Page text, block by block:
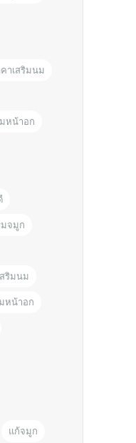
คาเสริมนม
หน้าอก
มจมูก
สริมนม
หน้าอก
แก้จมูก